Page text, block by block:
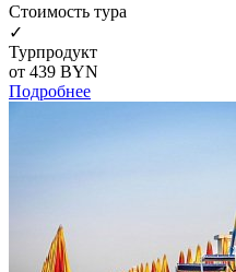
Cтоимость тура
✓
Турпродукт
от 439 BYN
Подробнее